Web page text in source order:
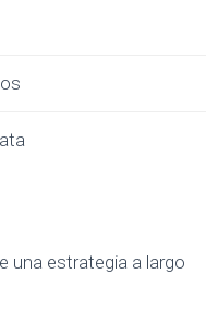
una estrategia a largo